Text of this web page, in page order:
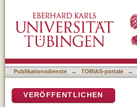
Publikationsdienste → TOBIAS-portale →
VERÖFFENTLICHEN